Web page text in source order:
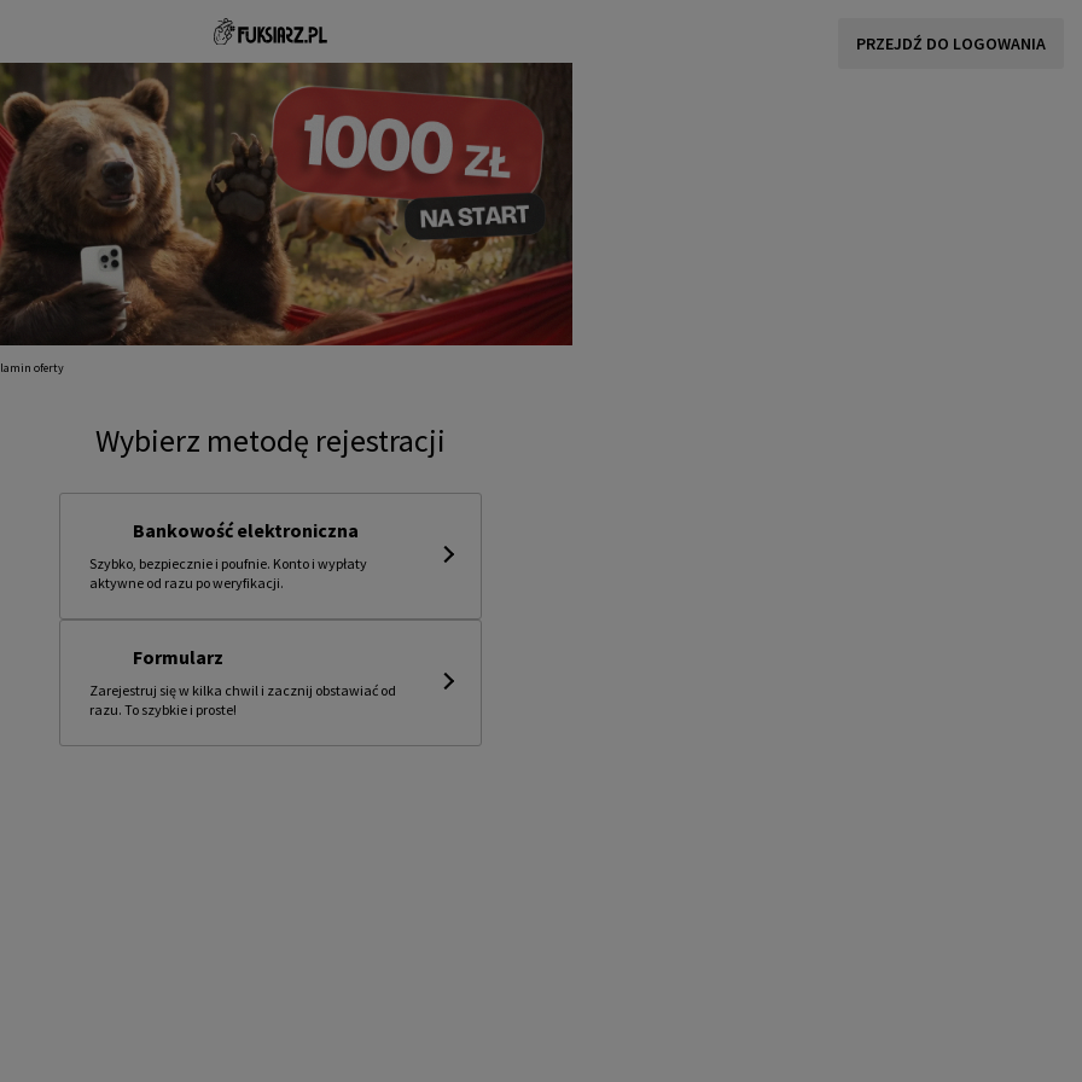
PRZEJDŹ DO LOGOWANIA
oferty
Wybierz metodę rejestracji
Bankowość elektroniczna
Szybko, bezpiecznie i poufnie. Konto i wypłaty
aktywne od razu po weryfikacji.
Formularz
Zarejestruj się w kilka chwil i zacznij obstawiać od
razu. To szybkie i proste!